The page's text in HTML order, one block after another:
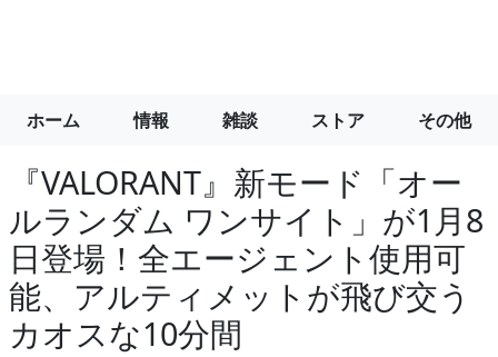
ホーム 情報 雑談 ストア その他
『VALORANT』新モード「オー
ルランダム ワンサイト」が1月8
日登場！全エージェント使用可
能、アルティメットが飛び交う
カオスな10分間